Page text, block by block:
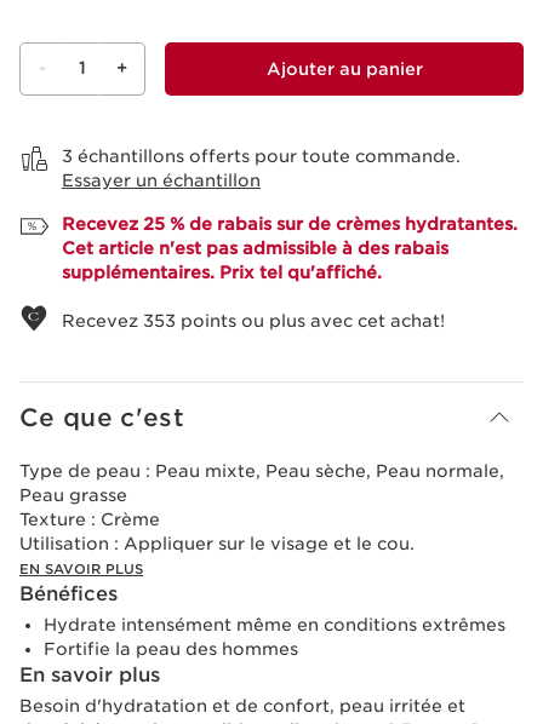
- 1 + Ajouter au panier
3 échantillons offerts pour toute commande.
Essayer un échantillon
Recevez 25 % de rabais sur de crèmes hydratantes.
Cet article n'est pas admissible à des rabais
supplémentaires. Prix tel qu'affiché.
Recevez 353 points ou plus avec cet achat!
Ce que c'est
Type de peau : Peau mixte, Peau sèche, Peau normale,
Peau grasse
Texture : Crème
Utilisation : Appliquer sur le visage et le cou.
EN SAVOIR PLUS
Bénéfices
Hydrate intensément même en conditions extrêmes
Fortifie la peau des hommes
En savoir plus
Besoin d'hydratation et de confort, peau irritée et